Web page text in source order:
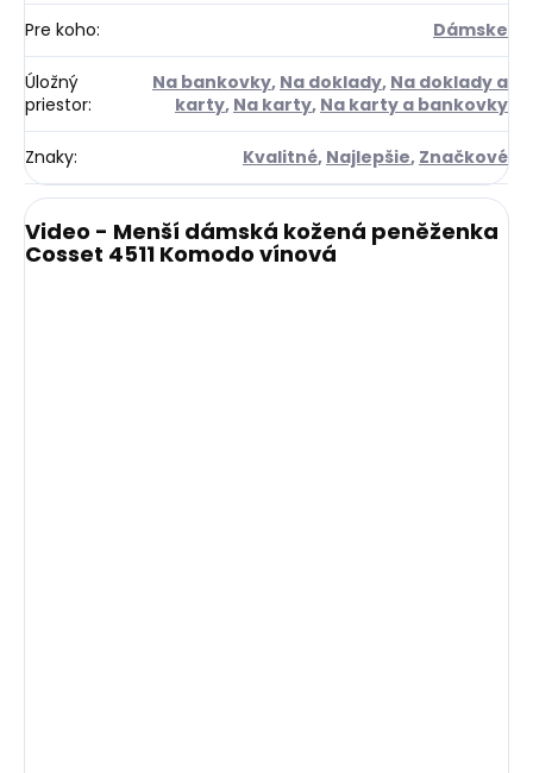
Pre koho: Dámske
Úložný
priestor:
Na bankovky, Na doklady, Na doklady a
karty, Na karty, Na karty a bankovky
Znaky: Kvalitné, Najlepšie, Značkové
Video - Menší dámská kožená peněženka
Cosset 4511 Komodo vínová